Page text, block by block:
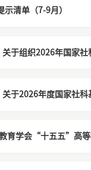
清单（7-9月）
于组织2026年国家
于2026年度国家社
育学会“十五五”高